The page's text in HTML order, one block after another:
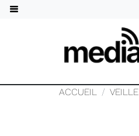
ACCUEIL VEILLE